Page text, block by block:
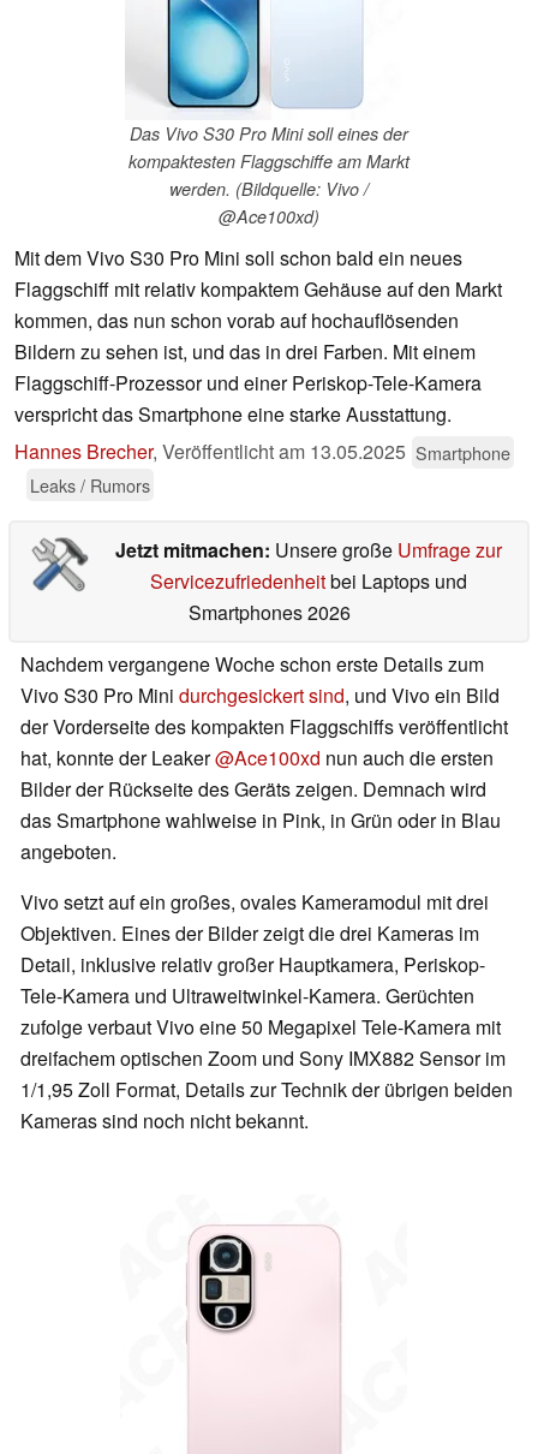
Das Vivo S30 Pro Mini soll eines der
kompaktesten Flaggschiffe am Markt
werden. (Bildquelle: Vivo /
@Ace100xd)
Mit dem Vivo S30 Pro Mini soll schon bald ein neues
Flaggschiff mit relativ kompaktem Gehäuse auf den Markt
kommen, das nun schon vorab auf hochauflösenden
Bildern zu sehen ist, und das in drei Farben. Mit einem
Flaggschiff-Prozessor und einer Periskop-Tele-Kamera
verspricht das Smartphone eine starke Ausstattung.
Hannes Brecher, Veröffentlicht am 13.05.2025 Smartphone
Leaks / Rumors
Jetzt mitmachen: Unsere große Umfrage zur
Servicezufriedenheitbei Laptops und
Smartphones 2026
Nachdem vergangene Woche schon erste Details zum
Vivo S30 Pro Mini durchgesickert sind, und Vivo ein Bild
der Vorderseite des kompakten Flaggschiffs veröffentlicht
hat, konnte der Leaker@Ace100xd nun auch die ersten
Bilder der Rückseite des Geräts zeigen. Demnach wird
das Smartphone wahlweise in Pink, in Grün oder in Blau
angeboten.
Vivo setzt auf ein großes, ovales Kameramodul mit drei
Objektiven. Eines der Bilder zeigt die drei Kameras im
Detail, inklusive relativ großer Hauptkamera, Periskop-
Tele-Kamera und Ultraweitwinkel-Kamera. Gerüchten
zufolge verbaut Vivo eine 50 Megapixel Tele-Kamera mit
dreifachem optischen Zoom und Sony IMX882 Sensor im
1/1,95 Zoll Format, Details zur Technik der übrigen beiden
Kameras sind noch nicht bekannt.